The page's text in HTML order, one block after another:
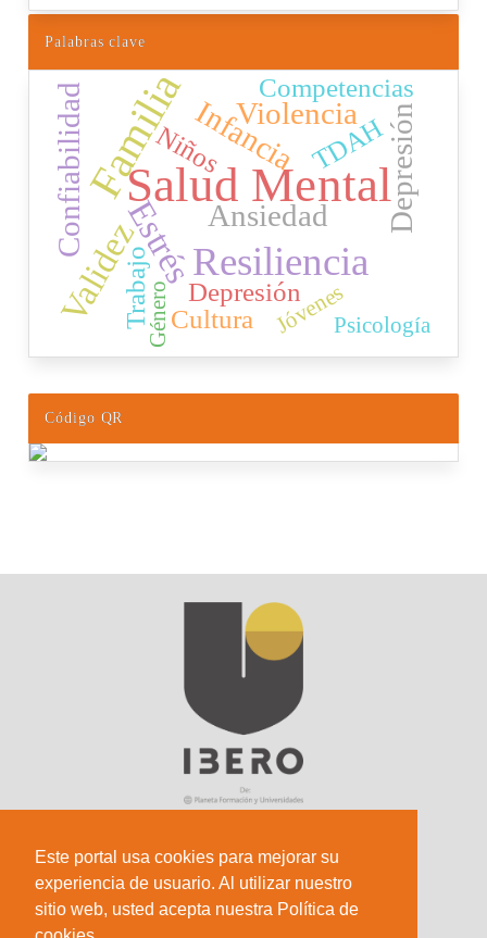
Este portal usa cookies para mejorar su
experiencia de usuario. Al utilizar nuestro
sitio web, usted acepta nuestra Política de
Palabras clave
Salud Mental
Familia
Resiliencia
Estrés
Validez
Confiabilidad Ansiedad Depresión
Infancia
Violencia
TDAH
Trabajo Depresión
Competencias
Cultura
Niños
Jóvenes
Género Psicología
Código QR
Sede Principal
Calle 67 #5-27; Bogotá, Colombia.